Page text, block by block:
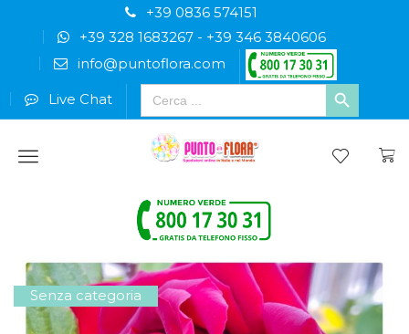
+39 0836 574151
+39 328 1683267- +39 346 3840606
info@puntoflora.com
Live Chat
Search
for:
Menu
Senza categoria